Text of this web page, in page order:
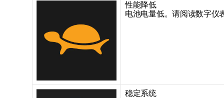
性能降低
电池电量低。请阅读数字仪
稳定系统